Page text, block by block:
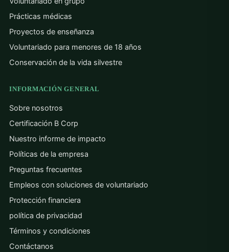
Prácticas médicas
Proyectos de enseñanza
Voluntariado para menores de 18 años
Conservación de la vida silvestre
INFORMACIÓN GENERAL
Sobre nosotros
Certificación B Corp
Nuestro informe de impacto
Políticas de la empresa
Preguntas frecuentes
Empleos con soluciones de voluntariado
Protección financiera
política de privacidad
Términos y condiciones
Contáctanos